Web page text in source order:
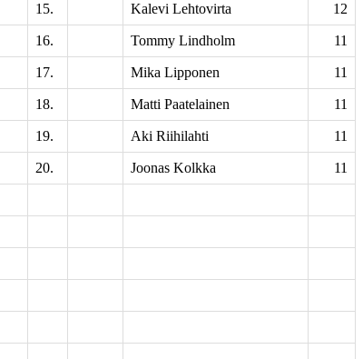
15. Kalevi Lehtovirta 12
16. Tommy Lindholm 11
17. Mika Lipponen 11
18. Matti Paatelainen 11
19. Aki Riihilahti 11
20. Joonas Kolkka 11